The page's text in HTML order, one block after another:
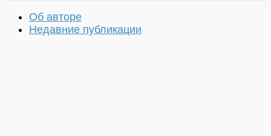
Об авторе
Недавние публикации